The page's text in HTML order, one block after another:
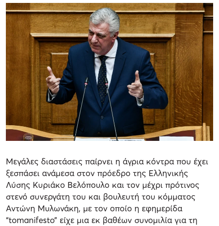
Μεγάλες διαστάσεις παίρνει η άγρια κόντρα που έχει
ξεσπάσει ανάμεσα στον πρόεδρο της Ελληνικής
Λύσης Κυριάκο Βελόπουλο και τον μέχρι πρότινος
στενό συνεργάτη του και βουλευτή του κόμματος
Αντώνη Μυλωνάκη, με τον οποίο η εφημερίδα
“tomanifesto” είχε μια εκ βαθέων συνομιλία για τη